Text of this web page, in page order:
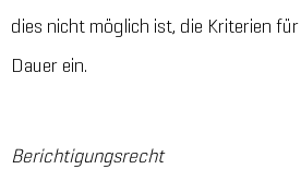
dies nicht möglich ist, die Kriterien
Dauer ein.
Berichtigungsrecht